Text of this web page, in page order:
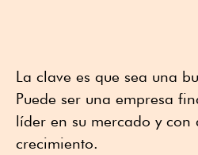
La clave es que sea una
Puede ser una empresa
líder en su mercado y
crecimiento.